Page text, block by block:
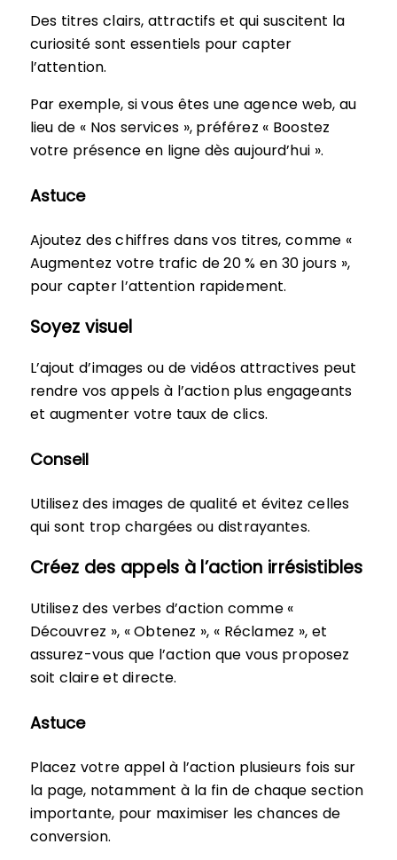
Des titres clairs, attractifs et qui suscitent la
curiosité sont essentiels pour capter
l’attention.
Par exemple, si vous êtes une agence web, au
lieu de « Nos services », préférez « Boostez
votre présence en ligne dès aujourd’hui ».
Astuce
Ajoutez des chiffres dans vos titres, comme «
Augmentez votre trafic de 20 % en 30 jours »,
pour capter l’attention rapidement.
Soyez visuel
L’ajout d’images ou de vidéos attractives peut
rendre vos appels à l’action plus engageants
et augmenter votre taux de clics.
Conseil
Utilisez des images de qualité et évitez celles
qui sont trop chargées ou distrayantes.
Créez des appels à l’action irrésistibles
Utilisez des verbes d’action comme «
Découvrez », « Obtenez », « Réclamez », et
assurez-vous que l’action que vous proposez
soit claire et directe.
Astuce
Placez votre appel à l’action plusieurs fois sur
la page, notamment à la fin de chaque section
importante, pour maximiser les chances de
conversion.